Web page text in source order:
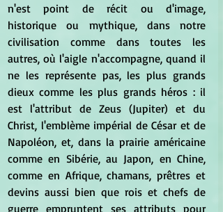
n'est point de récit ou d'image,
historique ou mythique, dans notre
civilisation comme dans toutes les
autres, où l'aigle n'accompagne, quand il
ne les représente pas, les plus grands
dieux comme les plus grands héros : il
est l'attribut de Zeus (Jupiter) et du
Christ, l'emblème impérial de César et de
Napoléon, et, dans la prairie américaine
comme en Sibérie, au Japon, en Chine,
comme en Afrique, chamans, prêtres et
devins aussi bien que rois et chefs de
guerre empruntent ses attributs pour